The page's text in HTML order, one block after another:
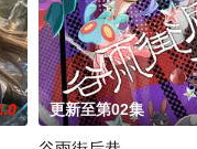
更新至第02集